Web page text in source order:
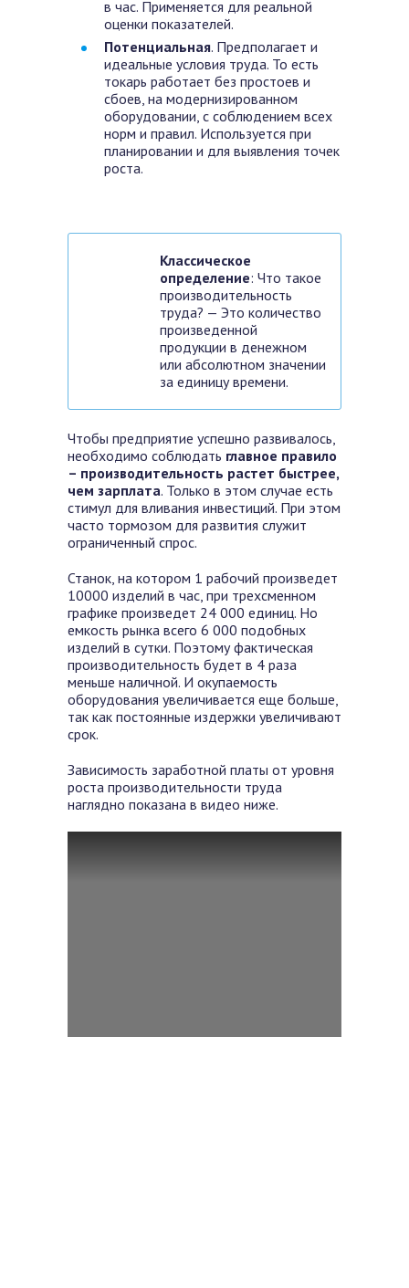
в час. Применяется для реальной
оценки показателей.
Потенциальная. Предполагает и
идеальные условия труда. То есть
токарь работает без простоев и
сбоев, на модернизированном
оборудовании, с соблюдением всех
норм и правил. Используется при
планировании и для выявления точек
роста.
Классическое
определение: Что такое
производительность
труда? — Это количество
произведенной
продукции в денежном
или абсолютном значении
за единицу времени.
Чтобы предприятие успешно развивалось,
необходимо соблюдать главное правило
– производительность растет быстрее,
чем зарплата. Только в этом случае есть
стимул для вливания инвестиций. При этом
часто тормозом для развития служит
ограниченный спрос.
Станок, на котором 1 рабочий произведет
10000 изделий в час, при трехсменном
графике произведет 24 000 единиц. Но
емкость рынка всего 6 000 подобных
изделий в сутки. Поэтому фактическая
производительность будет в 4 раза
меньше наличной. И окупаемость
оборудования увеличивается еще больше,
так как постоянные издержки увеличивают
срок.
Зависимость заработной платы от уровня
роста производительности труда
наглядно показана в видео ниже.